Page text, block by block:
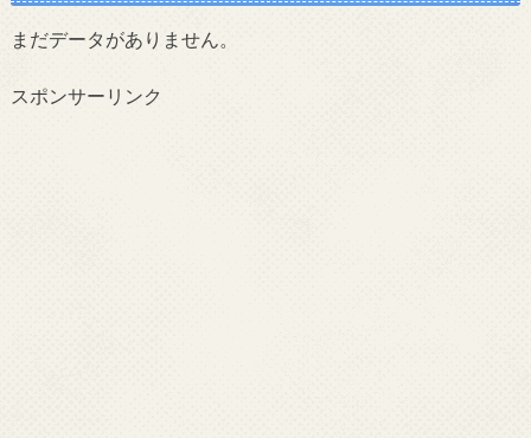
まだデータがありません。
スポンサーリンク